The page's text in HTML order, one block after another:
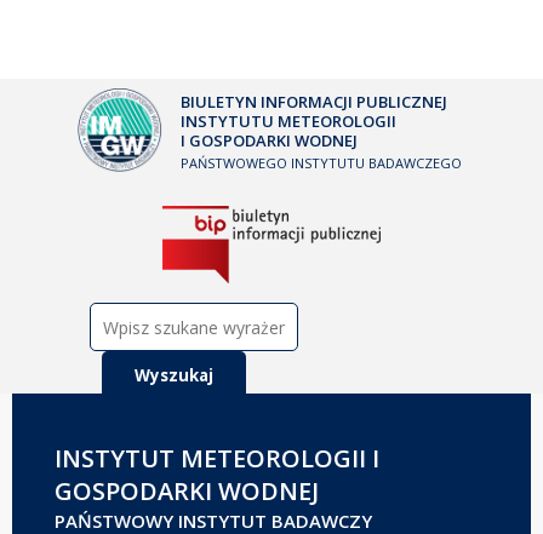
BIULETYN INFORMACJI PUBLICZNEJ
INSTYTUTU METEOROLOGII
I GOSPODARKI WODNEJ
PAŃSTWOWEGO INSTYTUTU BADAWCZEGO
INSTYTUT METEOROLOGII I
GOSPODARKI WODNEJ
PAŃSTWOWY INSTYTUT BADAWCZY